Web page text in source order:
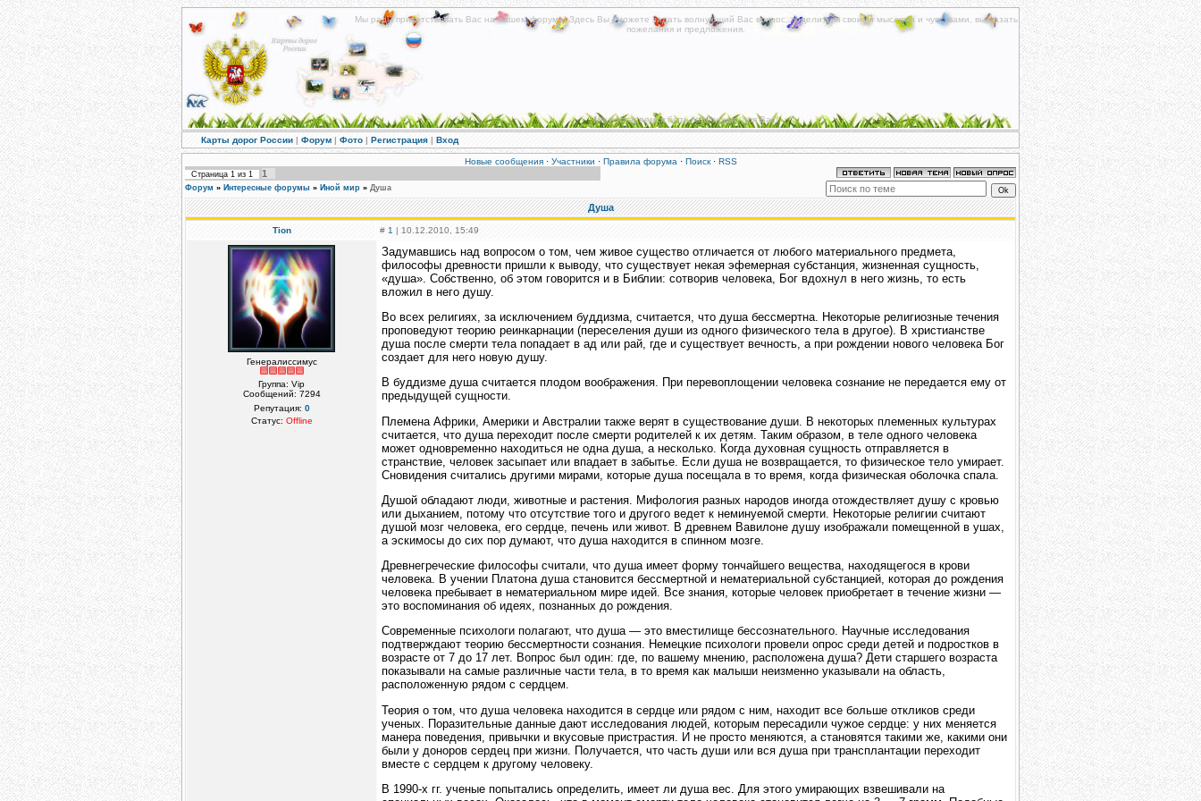
Мы рады приветствовать Вас на нашем форуме! Здесь Вы сможете задать волнующий Вас вопрос, поделиться своими мыслями и чувствами, высказать
пожелания и предложения.
Мы постараемся быть полезными для Вас!
Карты дорог России | Форум | Фото | Регистрация | Вход
Новые сообщения· Участники · Правила форума · Поиск· RSS
Страница 1 из 1 1
Форум » Интересные форумы » Иной мир » Душа
Душа
Tion # 1 | 10.12.2010, 15:49
Генералиссимус
Группа: Vip
Сообщений: 7294
Репутация: 0
Статус: Offline
Задумавшись над вопросом о том, чем живое существо отличается от любого материального предмета,
философы древности пришли к выводу, что существует некая эфемерная субстанция, жизненная сущность,
«душа». Собственно, об этом говорится и в Библии: сотворив человека, Бог вдохнул в него жизнь, то есть
вложил в него душу.
Во всех религиях, за исключением буддизма, считается, что душа бессмертна. Некоторые религиозные течения
проповедуют теорию реинкарнации (переселения души из одного физического тела в другое). В христианстве
душа после смерти тела попадает в ад или рай, где и существует вечность, а при рождении нового человека Бог
создает для него новую душу.
В буддизме душа считается плодом воображения. При перевоплощении человека сознание не передается ему от
предыдущей сущности.
Племена Африки, Америки и Австралии также верят в существование души. В некоторых племенных культурах
считается, что душа переходит после смерти родителей к их детям. Таким образом, в теле одного человека
может одновременно находиться не одна душа, а несколько. Когда духовная сущность отправляется в
странствие, человек засыпает или впадает в забытье. Если душа не возвращается, то физическое тело умирает.
Сновидения считались другими мирами, которые душа посещала в то время, когда физическая оболочка спала.
Душой обладают люди, животные и растения. Мифология разных народов иногда отождествляет душу с кровью
или дыханием, потому что отсутствие того и другого ведет к неминуемой смерти. Некоторые религии считают
душой мозг человека, его сердце, печень или живот. В древнем Вавилоне душу изображали помещенной в ушах,
а эскимосы до сих пор думают, что душа находится в спинном мозге.
Древнегреческие философы считали, что душа имеет форму тончайшего вещества, находящегося в крови
человека. В учении Платона душа становится бессмертной и нематериальной субстанцией, которая до рождения
человека пребывает в нематериальном мире идей. Все знания, которые человек приобретает в течение жизни —
это воспоминания об идеях, познанных до рождения.
Современные психологи полагают, что душа — это вместилище бессознательного. Научные исследования
подтверждают теорию бессмертности сознания. Немецкие психологи провели опрос среди детей и подростков в
возрасте от 7 до 17 лет. Вопрос был один: где, по вашему мнению, расположена душа? Дети старшего возраста
показывали на самые различные части тела, в то время как малыши неизменно указывали на область,
расположенную рядом с сердцем.
Теория о том, что душа человека находится в сердце или рядом с ним, находит все больше откликов среди
ученых. Поразительные данные дают исследования людей, которым пересадили чужое сердце: у них меняется
манера поведения, привычки и вкусовые пристрастия. И не просто меняются, а становятся такими же, какими они
были у доноров сердец при жизни. Получается, что часть души или вся душа при трансплантации переходит
вместе с сердцем к другому человеку.
В 1990-х гг. ученые попытались определить, имеет ли душа вес. Для этого умирающих взвешивали на